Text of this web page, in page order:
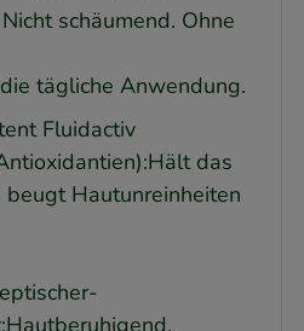
schäumend. Ohne
tägliche Anwendung.
Fluidactiv
das
Hautunreinheiten